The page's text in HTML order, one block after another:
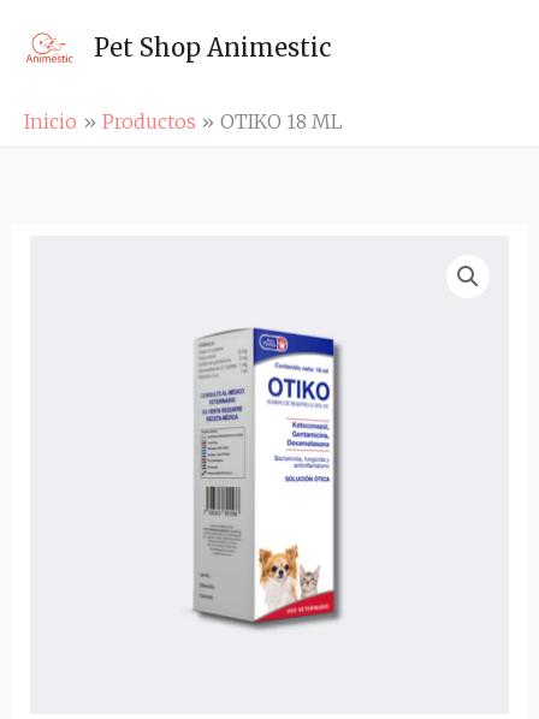
Pet Shop Animestic
Inicio Productos OTIKO 18 ML